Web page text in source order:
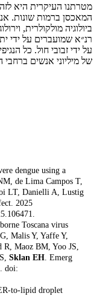
מטרתנו העיקרית היא
המאכסן ברמות שונות.
ביולוגיה מולקולרית,
רנ״א שמועברים על ידי
על ידי זבובי חול. כל
של מיליוני אנשים ברחבי
dengue using a
de Lima Campos T,
LT, Danielli A, Lustig
2025
Toscana virus
Malis Y, Yaffe Y,
R, Maoz BM, Yoo JS,
Sklan EH. Emerg
doi:
to-lipid droplet